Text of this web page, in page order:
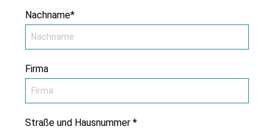
Nachname*
Firma
Straße und Hausnummer *